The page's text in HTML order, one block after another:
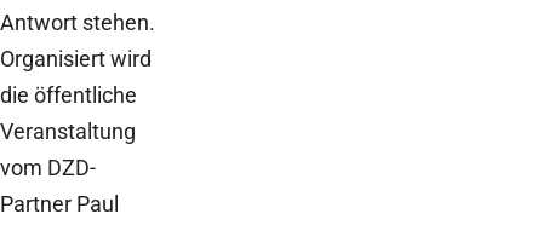
Antwort stehen.
Organisiert wird
die öffentliche
Veranstaltung
vom DZD-
Partner Paul